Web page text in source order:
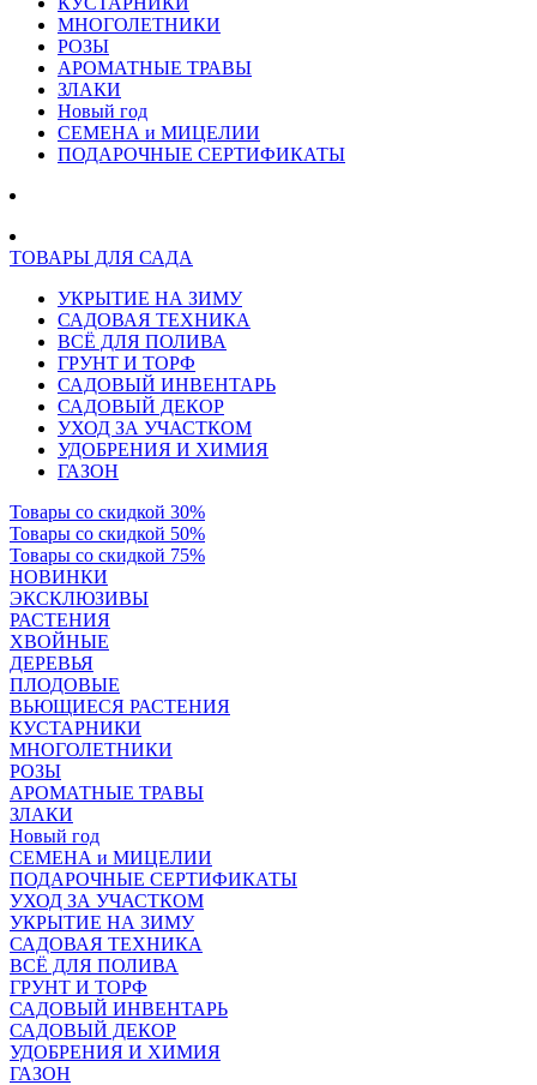
МНОГОЛЕТНИКИ
РОЗЫ
АРОМАТНЫЕ ТРАВЫ
ЗЛАКИ
Новый год
СЕМЕНА и МИЦЕЛИИ
ПОДАРОЧНЫЕ СЕРТИФИКАТЫ
ТОВАРЫ ДЛЯ САДА
УКРЫТИЕ НА ЗИМУ
САДОВАЯ ТЕХНИКА
ВСЁ ДЛЯ ПОЛИВА
ГРУНТ И ТОРФ
САДОВЫЙ ИНВЕНТАРЬ
САДОВЫЙ ДЕКОР
УХОД ЗА УЧАСТКОМ
УДОБРЕНИЯ И ХИМИЯ
ГАЗОН
Товары со скидкой 30%
Товары со скидкой 50%
Товары со скидкой 75%
НОВИНКИ
ЭКСКЛЮЗИВЫ
РАСТЕНИЯ
ХВОЙНЫЕ
ДЕРЕВЬЯ
ПЛОДОВЫЕ
ВЬЮЩИЕСЯ РАСТЕНИЯ
КУСТАРНИКИ
МНОГОЛЕТНИКИ
РОЗЫ
АРОМАТНЫЕ ТРАВЫ
ЗЛАКИ
Новый год
СЕМЕНА и МИЦЕЛИИ
ПОДАРОЧНЫЕ СЕРТИФИКАТЫ
УХОД ЗА УЧАСТКОМ
УКРЫТИЕ НА ЗИМУ
САДОВАЯ ТЕХНИКА
ВСЁ ДЛЯ ПОЛИВА
ГРУНТ И ТОРФ
САДОВЫЙ ИНВЕНТАРЬ
САДОВЫЙ ДЕКОР
УДОБРЕНИЯ И ХИМИЯ
ГАЗОН